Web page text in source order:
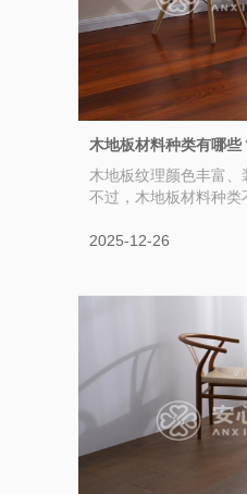
木地板材料种类有哪些
木地板纹理颜色丰富、
不过，木地板材料种类
2025-12-26